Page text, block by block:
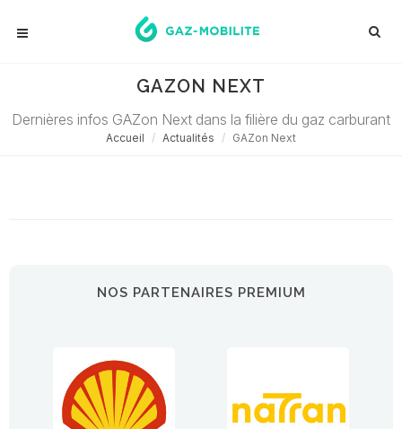
GAZON NEXT
Dernières infos GAZon Next dans la filière du gaz carburant
Accueil Actualités GAZon Next
NOS PARTENAIRES PREMIUM